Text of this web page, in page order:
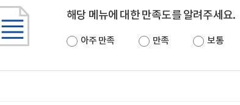
해당 메뉴에 대한 만족도를 알려주세요.
아주 만족 만족 보통